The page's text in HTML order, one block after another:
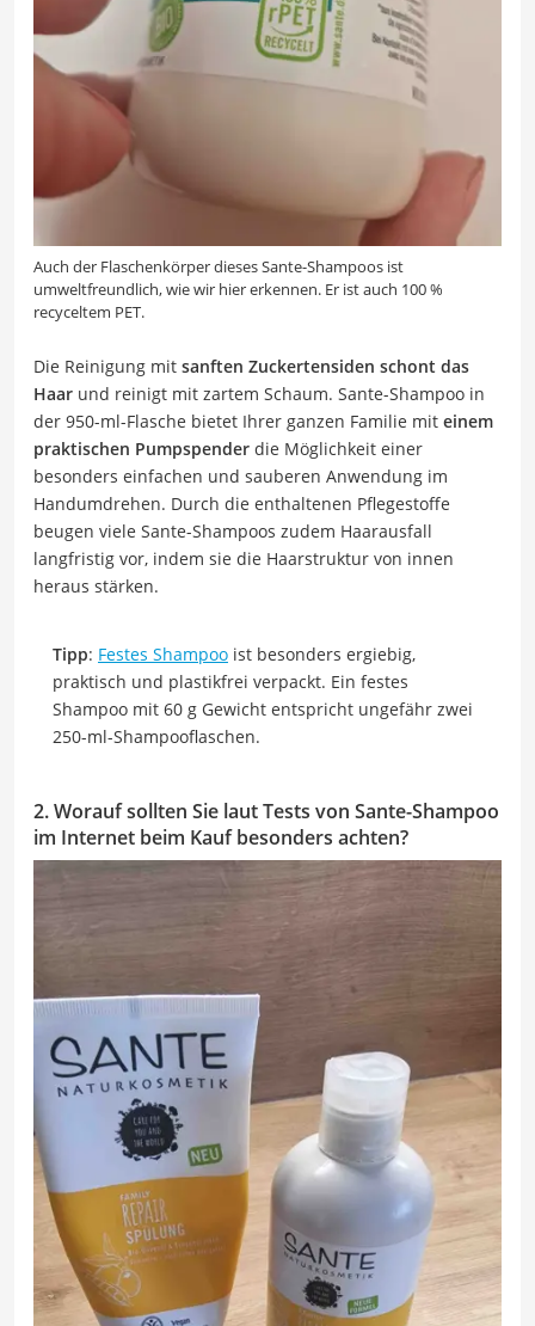
Auch der Flaschenkörper dieses Sante-Shampoos ist
umweltfreundlich, wie wir hier erkennen. Er ist auch 100 %
recyceltem PET.
Die Reinigung mit sanften Zuckertensiden schont das
Haar und reinigt mit zartem Schaum. Sante-Shampoo in
der 950-ml-Flasche bietet Ihrer ganzen Familie mit einem
praktischen Pumpspender die Möglichkeit einer
besonders einfachen und sauberen Anwendung im
Handumdrehen. Durch die enthaltenen Pflegestoffe
beugen viele Sante-Shampoos zudem Haarausfall
langfristig vor, indem sie die Haarstruktur von innen
heraus stärken.
Tipp: Festes Shampoo ist besonders ergiebig,
praktisch und plastikfrei verpackt. Ein festes
Shampoo mit 60 g Gewicht entspricht ungefähr zwei
250-ml-Shampooflaschen.
2. Worauf sollten Sie laut Tests von Sante-Shampoo
im Internet beim Kauf besonders achten?